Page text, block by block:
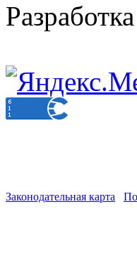
Законодательная карта